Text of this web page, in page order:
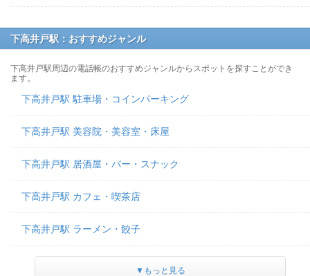
下高井戸駅：おすすめジャンル
下高井戸駅周辺の電話帳のおすすめジャンルからスポットを探すことができ
ます。
下高井戸駅 駐車場・コインパーキング
下高井戸駅 美容院・美容室・床屋
下高井戸駅 居酒屋・バー・スナック
下高井戸駅 カフェ・喫茶店
下高井戸駅 ラーメン・餃子
▼もっと見る